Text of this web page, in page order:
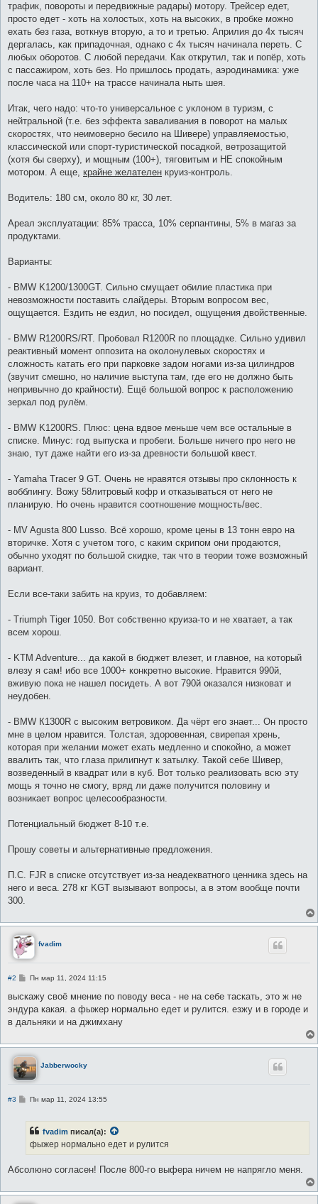
трафик, повороты и передвижные радары) мотору. Трейсер едет,
просто едет - хоть на холостых, хоть на высоких, в пробке можно
ехать без газа, воткнув вторую, а то и третью. Априлия до 4х тысяч
дергалась, как припадочная, однако с 4х тысяч начинала переть. С
любых оборотов. С любой передачи. Как открутил, так и попёр, хоть
с пассажиром, хоть без. Но пришлось продать, аэродинамика: уже
после часа на 110+ на трассе начинала ныть шея.
Итак, чего надо: что-то универсальное с уклоном в туризм, с
нейтральной (т.е. без эффекта заваливания в поворот на малых
скоростях, что неимоверно бесило на Шивере) управляемостью,
классической или спорт-туристической посадкой, ветрозащитой
(хотя бы сверху), и мощным (100+), тяговитым и НЕ спокойным
мотором. А еще, крайне желателен круиз-контроль.
Водитель: 180 см, около 80 кг, 30 лет.
Ареал эксплуатации: 85% трасса, 10% серпантины, 5% в магаз за
продуктами.
Варианты:
- BMW K1200/1300GT. Сильно смущает обилие пластика при
невозможности поставить слайдеры. Вторым вопросом вес,
ощущается. Ездить не ездил, но посидел, ощущения двойственные.
- BMW R1200RS/RT. Пробовал R1200R по площадке. Сильно удивил
реактивный момент оппозита на околонулевых скоростях и
сложность катать его при парковке задом ногами из-за цилиндров
(звучит смешно, но наличие выступа там, где его не должно быть
непривычно до крайности). Ещё большой вопрос к расположению
зеркал под рулём.
- BMW K1200RS. Плюс: цена вдвое меньше чем все остальные в
списке. Минус: год выпуска и пробеги. Больше ничего про него не
знаю, тут даже найти его из-за древности большой квест.
- Yamaha Tracer 9 GT. Очень не нравятся отзывы про склонность к
вобблингу. Вожу 58литровый кофр и отказываться от него не
планирую. Но очень нравится соотношение мощность/вес.
- MV Agusta 800 Lusso. Всё хорошо, кроме цены в 13 тонн евро на
вторичке. Хотя с учетом того, с каким скрипом они продаются,
обычно уходят по большой скидке, так что в теории тоже возможный
вариант.
Если все-таки забить на круиз, то добавляем:
- Triumph Tiger 1050. Вот собственно круиза-то и не хватает, а так
всем хорош.
- KTM Adventure... да какой в бюджет влезет, и главное, на который
влезу я сам! ибо все 1000+ конкретно высокие. Нравится 990й,
вживую пока не нашел посидеть. А вот 790й оказался низковат и
неудобен.
- BMW К1300R с высоким ветровиком. Да чёрт его знает... Он просто
мне в целом нравится. Толстая, здоровенная, свирепая хрень,
которая при желании может ехать медленно и спокойно, а может
ввалить так, что глаза прилипнут к затылку. Такой себе Шивер,
возведенный в квадрат или в куб. Вот только реализовать всю эту
мощь я точно не смогу, вряд ли даже получится половину и
возникает вопрос целесообразности.
Потенциальный бюджет 8-10 т.е.
Прошу советы и альтернативные предложения.
П.С. FJR в списке отсутствует из-за неадекватного ценника здесь на
него и веса. 278 кг KGT вызывают вопросы, а в этом вообще почти
300.
fvadim
#2
С
о
щ
е
е
Пн мар 11, 2024 11:15
выскажу своё мнение по поводу веса - не на себе таскать, это ж не
эндура какая. а фыжер нормально едет и рулится. езжу и в городе и
в дальняки и на джимхану
Jabberwocky
#3
С
щ
е
н
е
Пн мар 11, 2024 13:55
fvadim писал(а):
фыжер нормально едет и рулится
Абсолюно согласен! После 800-го выфера ничем не напрягло меня.